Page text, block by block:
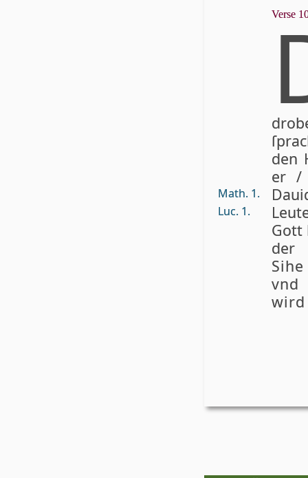
Verse
Math. 1.
Luc. 1.
den
er /
Gott
der
vnd
wird